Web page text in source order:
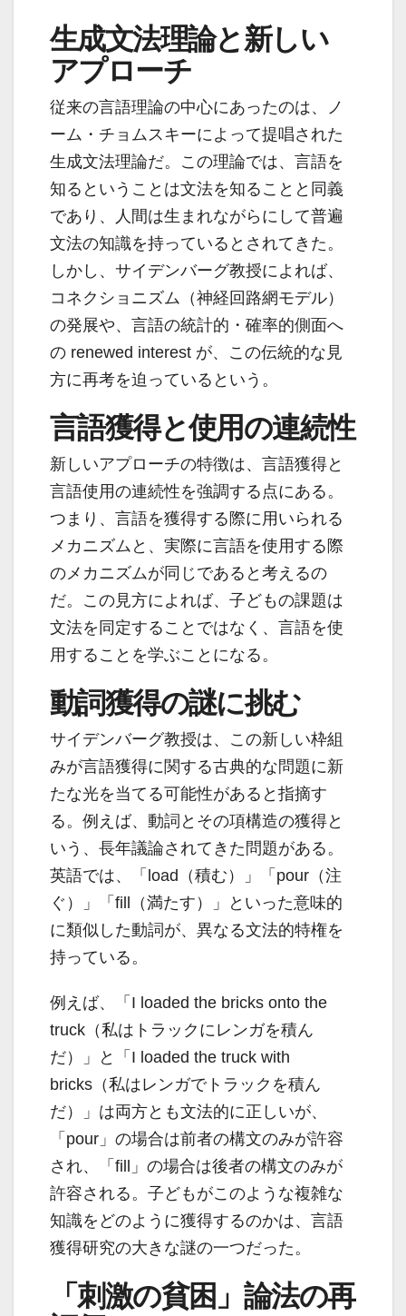
生成文法理論と新しい
アプローチ
従来の言語理論の中心にあったのは、ノ
ーム・チョムスキーによって提唱された
生成文法理論だ。この理論では、言語を
知るということは文法を知ることと同義
であり、人間は生まれながらにして普遍
文法の知識を持っているとされてきた。
しかし、サイデンバーグ教授によれば、
コネクショニズム（神経回路網モデル）
の発展や、言語の統計的・確率的側面へ
の renewed interest が、この伝統的な見
方に再考を迫っているという。
言語獲得と使用の連続性
新しいアプローチの特徴は、言語獲得と
言語使用の連続性を強調する点にある。
つまり、言語を獲得する際に用いられる
メカニズムと、実際に言語を使用する際
のメカニズムが同じであると考えるの
だ。この見方によれば、子どもの課題は
文法を同定することではなく、言語を使
用することを学ぶことになる。
動詞獲得の謎に挑む
サイデンバーグ教授は、この新しい枠組
みが言語獲得に関する古典的な問題に新
たな光を当てる可能性があると指摘す
る。例えば、動詞とその項構造の獲得と
いう、長年議論されてきた問題がある。
英語では、「load（積む）」「pour（注
ぐ）」「fill（満たす）」といった意味的
に類似した動詞が、異なる文法的特権を
持っている。
例えば、「I loaded the bricks onto the
truck（私はトラックにレンガを積ん
だ）」と「I loaded the truck with
bricks（私はレンガでトラックを積ん
だ）」は両方とも文法的に正しいが、
「pour」の場合は前者の構文のみが許容
され、「fill」の場合は後者の構文のみが
許容される。子どもがこのような複雑な
知識をどのように獲得するのかは、言語
獲得研究の大きな謎の一つだった。
「刺激の貧困」論法の再